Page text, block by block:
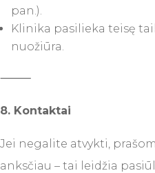
pan.).
Klinika pasilieka teisę
nuožiūra.
⸻
8. Kontaktai
Jei negalite atvykti,
anksčiau – tai leidžia